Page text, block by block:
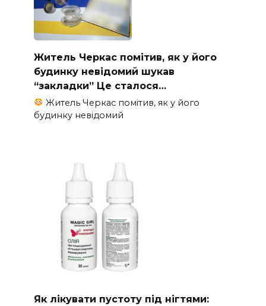
Житель Черкас помітив, як у його
будинку невідомий шукав
“закладки” Це сталося…
Житель Черкас помітив, як у його
будинку невідомий
Як лікувати пустоту під нігтями: